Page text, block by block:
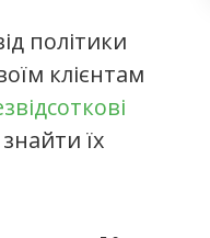
політики
клієнтам
їх